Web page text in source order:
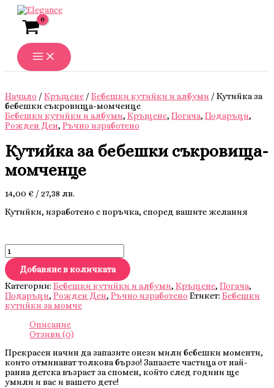
Skip
content
Начало / Кръщене / Бебешки кутийки и албуми / Кутийка за
бебешки съкровища-момченце
Бебешки кутийки и албуми, Кръщене, Погача, Подаръци,
Рожден Ден, Ръчно изработено
Кутийка за бебешки съкровища-
момченце
14,00 € / 27,38 лв.
Кутийки, изработено с поръчка, според вашите желания
количество
за
Кутийка
за
бебешки
съкровища-
момченце
Добавяне в количката
Категории: Бебешки кутийки и албуми, Кръщене, Погача,
Подаръци, Рожден Ден, Ръчно изработено Етикет: Бебешки
кутийки за момче
Описание
Отзиви (0)
Прекрасен начин да запазите онези мили бебешки моменти,
които отминават толкова бързо! Запазете частица от най-
ранна детска възраст за спомен, който след години ще
умили и вас и вашето дете!